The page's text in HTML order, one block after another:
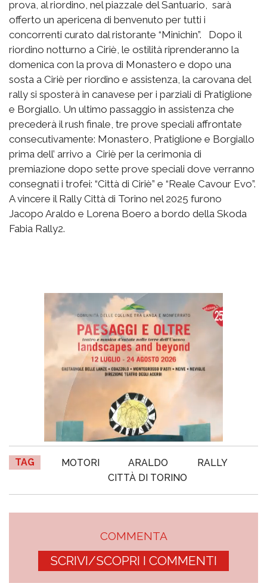
prova, al riordino, nel piazzale del Santuario, sarà
offerto un apericena di benvenuto per tutti i
concorrenti curato dal ristorante “Minichin”. Dopo il
riordino notturno a Ciriè, le ostilità riprenderanno la
domenica con la prova di Monastero e dopo una
sosta a Ciriè per riordino e assistenza, la carovana del
rally si sposterà in canavese per i parziali di Pratiglione
e Borgiallo. Un ultimo passaggio in assistenza che
precederà il rush finale, tre prove speciali affrontate
consecutivamente: Monastero, Pratiglione e Borgiallo
prima dell’ arrivo a Ciriè per la cerimonia di
premiazione dopo sette prove speciali dove verranno
consegnati i trofei: “Città di Ciriè” e “Reale Cavour Evo”.
A vincere il Rally Città di Torino nel 2025 furono
Jacopo Araldo e Lorena Boero a bordo della Skoda
Fabia Rally2.
TAG MOTORI ARALDO
RALLY
CITTÀ DI TORINO
COMMENTA
SCRIVI/SCOPRI I COMMENTI